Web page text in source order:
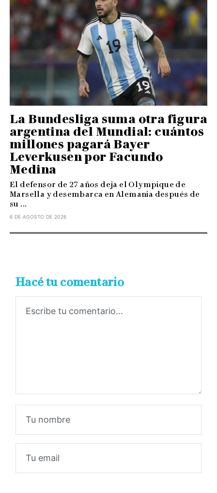
La Bundesliga suma otra figura
argentina del Mundial: cuántos
millones pagará Bayer
Leverkusen por Facundo
Medina
El defensor de 27 años deja el Olympique de
Marsella y desembarca en Alemania después de
su ...
6 DE AGOSTO DE 2026
Hacé tu comentario